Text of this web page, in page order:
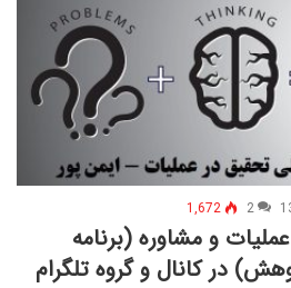
2
1,672
و مشاوره (برنامه
در کانال و گروه تلگرام